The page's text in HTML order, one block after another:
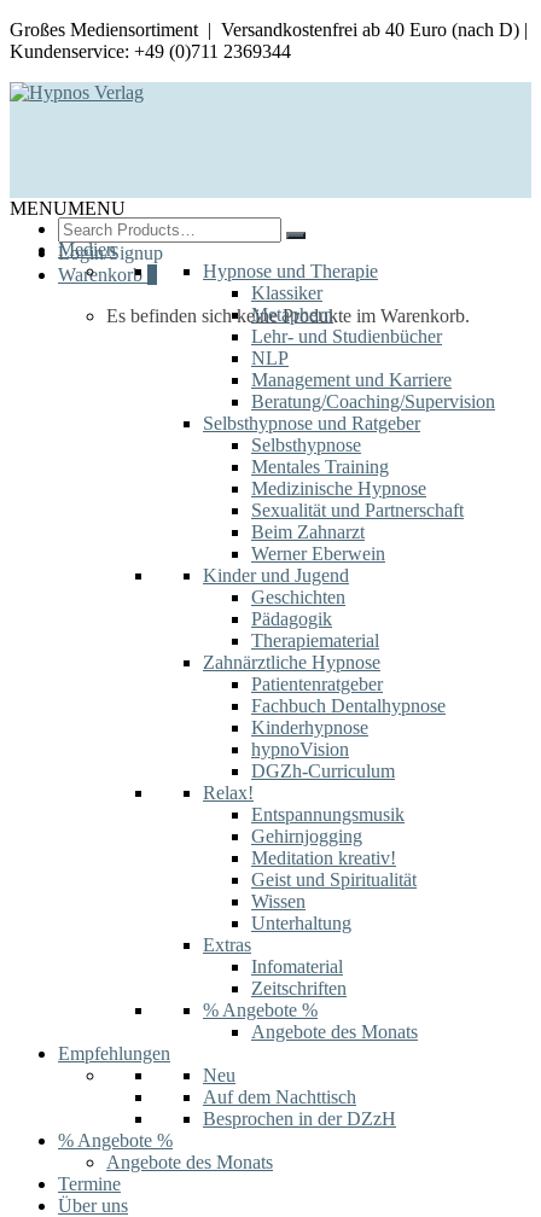
Großes Mediensortiment | Versandkostenfrei ab 40 Euro (nach D) |
Kundenservice: +49 (0)711 2369344
Search
for:
Login/Signup
Warenkorb
Es befinden sich keine Produkte im Warenkorb.
MENUMENU
Medien
Hypnose und Therapie
Klassiker
Metaphern
Lehr- und Studienbücher
NLP
Management und Karriere
Beratung/Coaching/Supervision
Selbsthypnose und Ratgeber
Selbsthypnose
Mentales Training
Medizinische Hypnose
Sexualität und Partnerschaft
Beim Zahnarzt
Werner Eberwein
Kinder und Jugend
Geschichten
Pädagogik
Therapiematerial
Zahnärztliche Hypnose
Patientenratgeber
Fachbuch Dentalhypnose
Kinderhypnose
hypnoVision
DGZh-Curriculum
Relax!
Entspannungsmusik
Gehirnjogging
Meditation kreativ!
Geist und Spiritualität
Wissen
Unterhaltung
Extras
Infomaterial
Zeitschriften
% Angebote %
Angebote des Monats
Empfehlungen
Neu
Auf dem Nachttisch
Besprochen in der DZzH
% Angebote %
Angebote des Monats
Termine
Über uns